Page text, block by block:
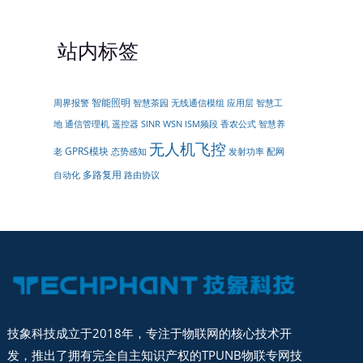
站内标签
周界报警 智能照明 智慧茶园 无线通信模组 应用层 智慧工
地 通信管理机 遥控器 SINR WSN ISM频段 香农公式 智慧养
老 GPRS模块 态势感知 无人机飞控 发射功率 配网
自动化 多路复用 路由协议
技象科技成立于2018年，专注于物联网的核心技术开
发，推出了拥有完全自主知识产权的TPUNB物联专网技